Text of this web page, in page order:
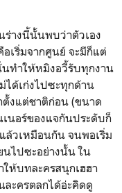
ร่างนี้นั้นพบว่าตัวเอง
เริ่มจากศูนย์ จะมีก็แต่
ทำให้หมิงอวี้รับทุกงาน
ได้เก่งไปซะทุกด้าน
งแต่ชาติก่อน (ขนาด
นอร์ของแจกันประดับก็
ล้วเหมือนกัน จนพอเริ่ม
ไปซะอย่างนั้น ใน
ให้บทละครสนุกเฮฮา
ละครตลกได้อ่ะคิดดู